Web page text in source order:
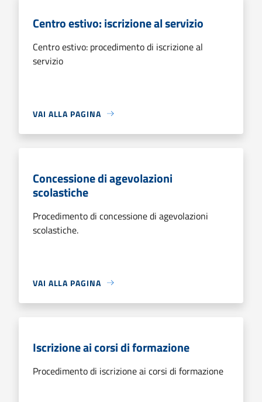
Centro estivo: iscrizione al servizio
Centro estivo: procedimento di iscrizione al
servizio
VAI ALLA PAGINA
Concessione di agevolazioni
scolastiche
Procedimento di concessione di agevolazioni
scolastiche.
VAI ALLA PAGINA
Iscrizione ai corsi di formazione
Procedimento di iscrizione ai corsi di formazione